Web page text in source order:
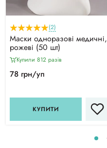
(2)
Маски одноразові медичні,
рожеві (50 шт)
Купили 812 разiв
78 грн/уп
КУПИТИ